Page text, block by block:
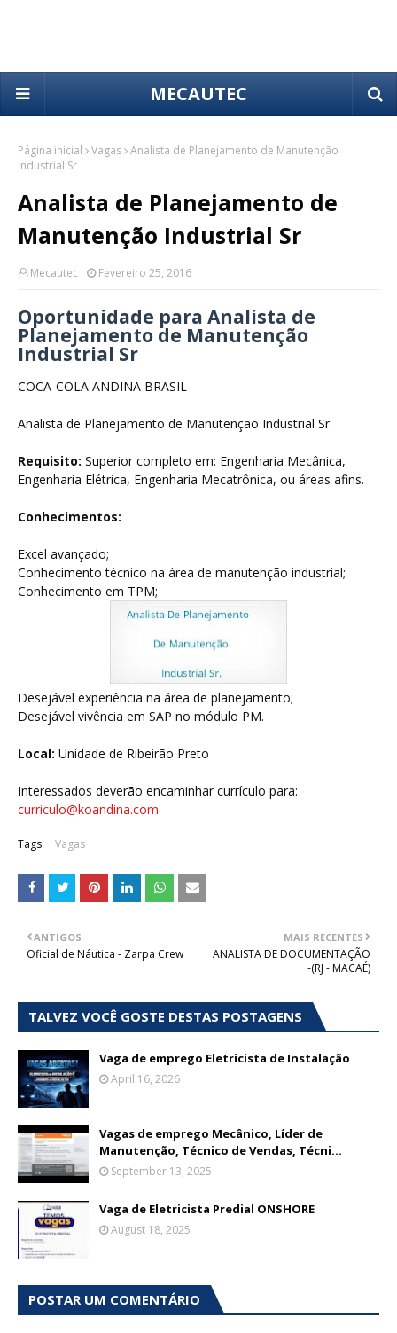
MECAUTEC
Página inicial Vagas Analista de Planejamento de Manutenção
Industrial Sr
Analista de Planejamento de
Manutenção Industrial Sr
Mecautec Fevereiro 25, 2016
Oportunidade para Analista de
Planejamento de Manutenção
Industrial Sr
COCA-COLA ANDINA BRASIL
Analista de Planejamento de Manutenção Industrial Sr.
Requisito: Superior completo em: Engenharia Mecânica,
Engenharia Elétrica, Engenharia Mecatrônica, ou áreas afins.
Conhecimentos:
Excel avançado;
Conhecimento técnico na área de manutenção industrial;
Conhecimento em TPM;
Desejável experiência na área de planejamento;
Desejável vivência em SAP no módulo PM.
Local: Unidade de Ribeirão Preto
Interessados deverão encaminhar currículo para:
curriculo@koandina.com.
Tags: Vagas
MAIS RECENTES
ANALISTA DE DOCUMENTAÇÃO
-(RJ - MACAÉ)
ANTIGOS
Oficial de Náutica - Zarpa Crew
TALVEZ VOCÊ GOSTE DESTAS POSTAGENS
Vaga de emprego Eletricista de Instalação
April 16, 2026
Vagas de emprego Mecânico, Líder de
Manutenção, Técnico de Vendas, Técni...
September 13, 2025
Vaga de Eletricista Predial ONSHORE
August 18, 2025
POSTAR UM COMENTÁRIO